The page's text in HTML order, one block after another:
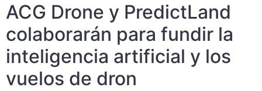
ACG Drone y PredictLand
colaborarán para fundir la
inteligencia artificial y los
vuelos de dron